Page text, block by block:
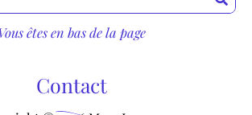
êtes en bas de la page
Contact